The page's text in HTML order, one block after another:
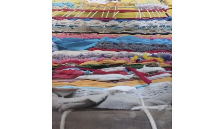
__AMPLIAR__